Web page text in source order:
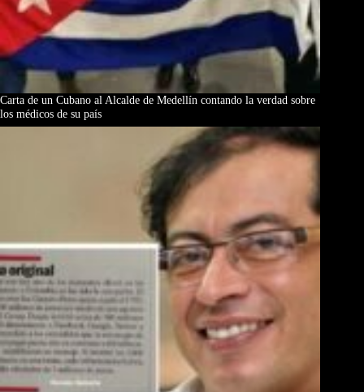
Carta de un Cubano al Alcalde de Medellín contando la verdad sobre
los médicos de su país